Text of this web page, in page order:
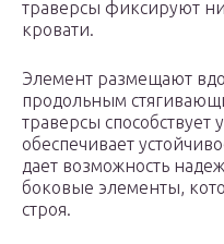
траверсы фиксируют
кровати.
Элемент размещают
продольным
траверсы
обеспечивает
дает возможность
боковые элементы,
строя.